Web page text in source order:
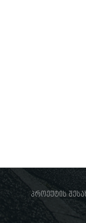
პროექტის